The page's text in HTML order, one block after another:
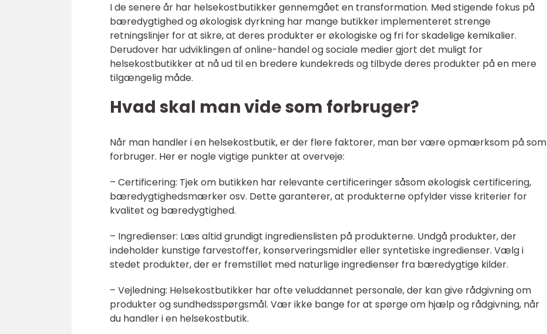
I de senere år har helsekostbutikker gennemgået en transformation. Med stigende fokus på
bæredygtighed og økologisk dyrkning har mange butikker implementeret strenge
retningslinjer for at sikre, at deres produkter er økologiske og fri for skadelige kemikalier.
Derudover har udviklingen af online-handel og sociale medier gjort det muligt for
helsekostbutikker at nå ud til en bredere kundekreds og tilbyde deres produkter på en mere
tilgængelig måde.
Hvad skal man vide som forbruger?
Når man handler i en helsekostbutik, er der flere faktorer, man bør være opmærksom på som
forbruger. Her er nogle vigtige punkter at overveje:
– Certificering: Tjek om butikken har relevante certificeringer såsom økologisk certificering,
bæredygtighedsmærker osv. Dette garanterer, at produkterne opfylder visse kriterier for
kvalitet og bæredygtighed.
– Ingredienser: Læs altid grundigt ingredienslisten på produkterne. Undgå produkter, der
indeholder kunstige farvestoffer, konserveringsmidler eller syntetiske ingredienser. Vælg i
stedet produkter, der er fremstillet med naturlige ingredienser fra bæredygtige kilder.
– Vejledning: Helsekostbutikker har ofte veluddannet personale, der kan give rådgivning om
produkter og sundhedsspørgsmål. Vær ikke bange for at spørge om hjælp og rådgivning, når
du handler i en helsekostbutik.